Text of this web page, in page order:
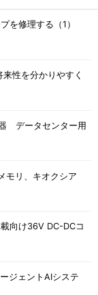
を修理する（1）
性を分かりやすく
データセンター用
モリ、キオクシア
向け36V DC-DCコ
ジェントAIシステ